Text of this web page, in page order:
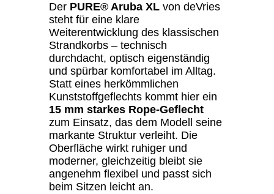
Der PURE® Aruba XL von deVries
steht für eine klare
Weiterentwicklung des klassischen
Strandkorbs – technisch
durchdacht, optisch eigenständig
und spürbar komfortabel im Alltag.
Statt eines herkömmlichen
Kunststoffgeflechts kommt hier ein
15 mm starkes Rope-Geflecht
zum Einsatz, das dem Modell seine
markante Struktur verleiht. Die
Oberfläche wirkt ruhiger und
moderner, gleichzeitig bleibt sie
angenehm flexibel und passt sich
beim Sitzen leicht an.